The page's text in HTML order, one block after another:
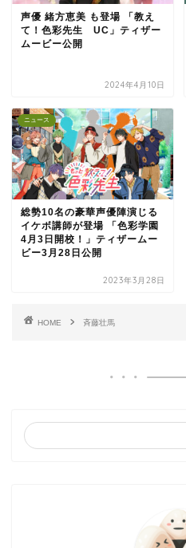
声優 緒方恵美 も登場 「教え
て！色彩先生 UC」ティザー
ムービー公開
2024年4月10日
ニュース
総勢10名の豪華声優陣演じる
イケボ講師が登場 「色彩学園
4月3日開校！」ティザームー
ビー3月28日公開
2023年3月28日
HOME 斉藤壮馬